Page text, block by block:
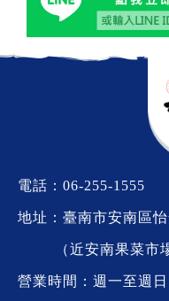
電話： 06-255-1555
地址：臺南市安南區
（近安南果菜市
營業時間：週一至週